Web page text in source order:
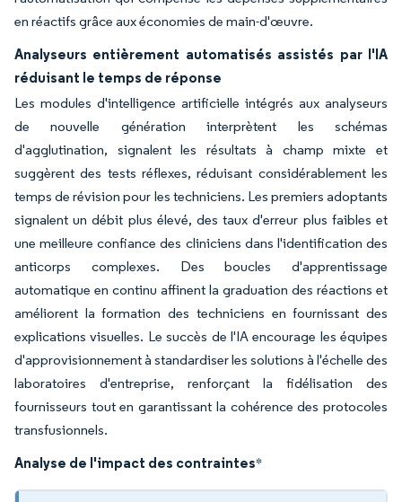
en réactifs grâce aux économies de main-d'œuvre.
Analyseurs entièrement automatisés assistés par l'IA
réduisant le temps de réponse
Les modules d'intelligence artificielle intégrés aux analyseurs
de nouvelle génération interprètent les schémas
d'agglutination, signalent les résultats à champ mixte et
suggèrent des tests réflexes, réduisant considérablement les
temps de révision pour les techniciens. Les premiers adoptants
signalent un débit plus élevé, des taux d'erreur plus faibles et
une meilleure confiance des cliniciens dans l'identification des
anticorps complexes. Des boucles d'apprentissage
automatique en continu affinent la graduation des réactions et
améliorent la formation des techniciens en fournissant des
explications visuelles. Le succès de l'IA encourage les équipes
d'approvisionnement à standardiser les solutions à l'échelle des
laboratoires d'entreprise, renforçant la fidélisation des
fournisseurs tout en garantissant la cohérence des protocoles
transfusionnels.
Analyse de l'impact des contraintes*